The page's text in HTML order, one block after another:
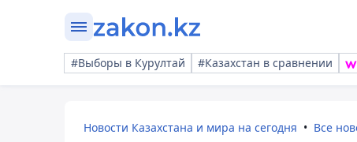
#Выборы в Курултай #Казахстан в сравнении
Новости Казахстана и мира на сегодня Все